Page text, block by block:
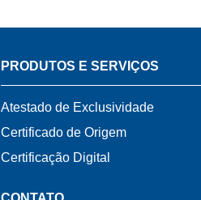
PRODUTOS E SERVIÇOS
Atestado de Exclusividade
Certificado de Origem
Certificação Digital